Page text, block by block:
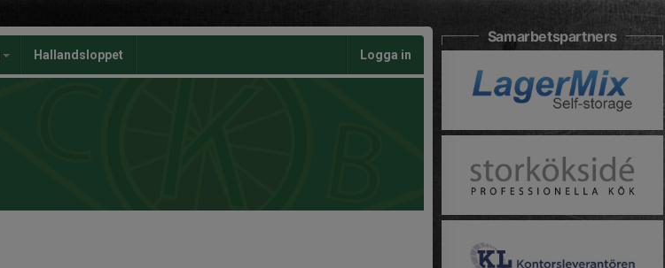
Hallandsloppet Logga in
Samarbetspartners